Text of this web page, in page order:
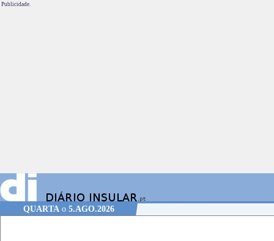
Publicidade.
QUARTA o 5.AGO.2026